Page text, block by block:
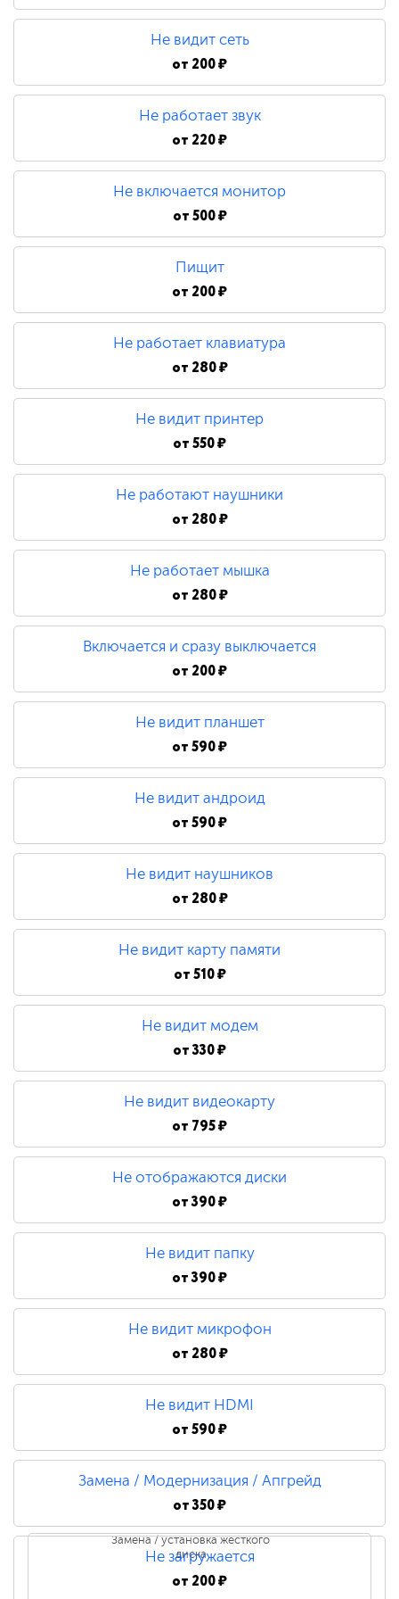
480 ₽
Замена процессора
790 ₽
Не видит сеть
от 200 ₽
Не работает звук
от 220 ₽
Не включается монитор
от500 ₽
Пищит
от 200 ₽
Не работает клавиатура
от 280 ₽
Не видит принтер
от550 ₽
Не работают наушники
от 280 ₽
Не работает мышка
от 280 ₽
Включается и сразу выключается
от 200 ₽
Не видит планшет
от590 ₽
Не видит андроид
от590 ₽
Не видит наушников
от 280 ₽
Не видит карту памяти
от510 ₽
Не видит модем
от330 ₽
Не видит видеокарту
от 795 ₽
Не отображаются диски
от390 ₽
Не видит папку
от390 ₽
Не видит микрофон
от 280 ₽
Не видит HDMI
от590 ₽
Замена / Модернизация / Апгрейд
от350 ₽
Замена / установка жесткого
диска
Не загружается
от 200 ₽